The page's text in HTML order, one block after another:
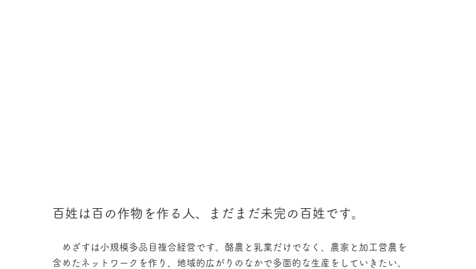
百姓は百の作物を作る人、まだまだ未完の百姓です。
めざすは小規模多品目複合経営です。酪農と乳業だけでなく、農家と加工営農を
含めたネットワークを作り、地域的広がりのなかで多面的な生産をしていきたい。